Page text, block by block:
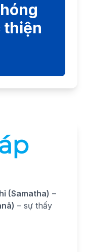
thiện
(Samatha) –
– sự thấy